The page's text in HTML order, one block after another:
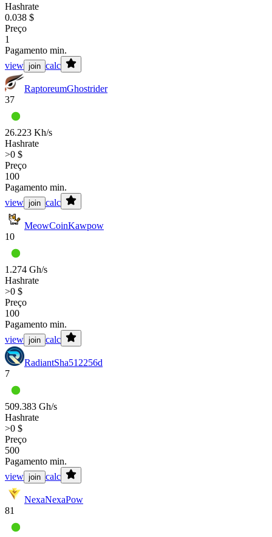
Hashrate
0.038 $
Preço
1
Pagamento min.
view join calc
RaptoreumGhostrider
37
26.223 Kh/s
Hashrate
>0 $
Preço
100
Pagamento min.
view join calc
MeowCoinKawpow
10
1.274 Gh/s
Hashrate
>0 $
Preço
100
Pagamento min.
view join calc
RadiantSha512256d
7
509.383 Gh/s
Hashrate
>0 $
Preço
500
Pagamento min.
view join calc
NexaNexaPow
81